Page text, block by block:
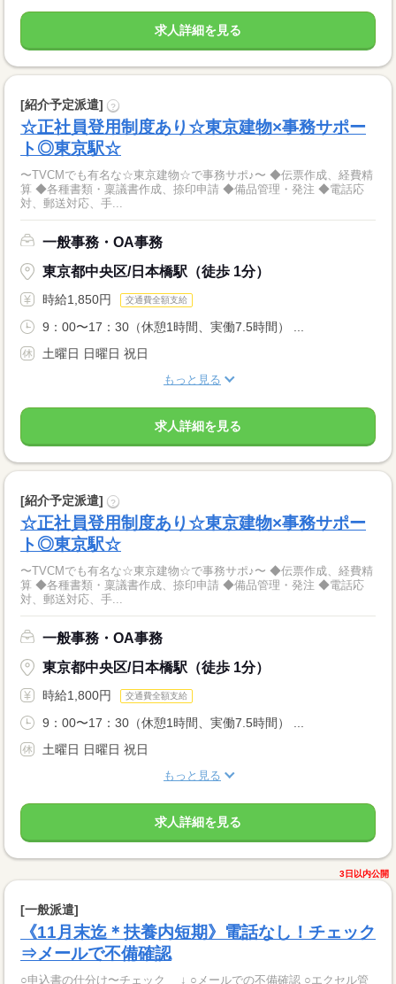
求人詳細を見る
[紹介予定派遣] ?
☆正社員登用制度あり☆東京建物×事務サポー
ト◎東京駅☆
〜TVCMでも有名な☆東京建物☆で事務サポ♪〜 ◆伝票作成、経費精
算 ◆各種書類・稟議書作成、捺印申請 ◆備品管理・発注 ◆電話応
対、郵送対応、手...
一般事務・OA事務
東京都中央区/日本橋駅（徒歩 1分）
時給1,850円 交通費全額支給
9：00〜17：30（休憩1時間、実働7.5時間） ...
土曜日 日曜日 祝日
もっと見る
求人詳細を見る
[紹介予定派遣] ?
☆正社員登用制度あり☆東京建物×事務サポー
ト◎東京駅☆
〜TVCMでも有名な☆東京建物☆で事務サポ♪〜 ◆伝票作成、経費精
算 ◆各種書類・稟議書作成、捺印申請 ◆備品管理・発注 ◆電話応
対、郵送対応、手...
一般事務・OA事務
東京都中央区/日本橋駅（徒歩 1分）
時給1,800円 交通費全額支給
9：00〜17：30（休憩1時間、実働7.5時間） ...
土曜日 日曜日 祝日
もっと見る
求人詳細を見る
3日以内公開
[一般派遣]
《11月末迄＊扶養内短期》電話なし！チェック
⇒メールで不備確認
○申込書の仕分け〜チェック ↓ ○メールでの不備確認 ○エクセル管